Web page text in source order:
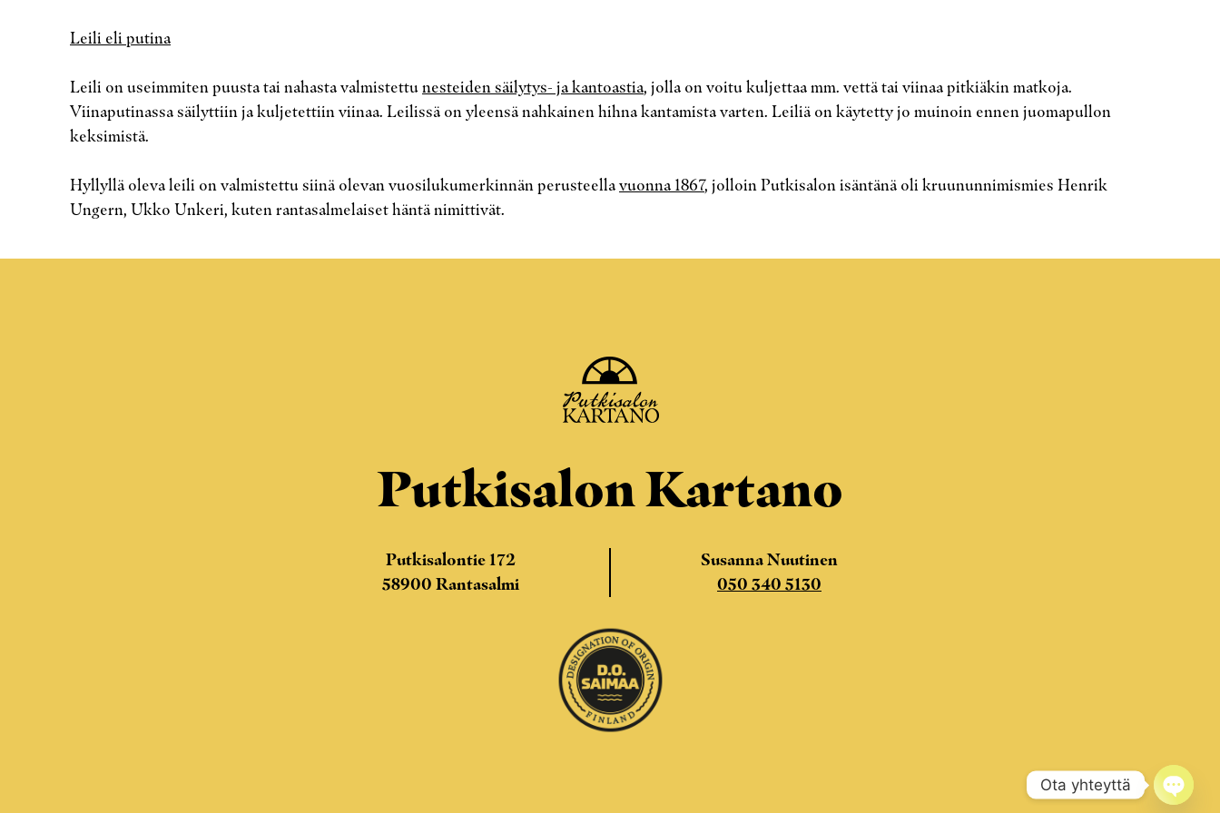
Leili eli putina
Leili on useimmiten puusta tai nahasta valmistettunesteiden säilytys- ja kantoastia, jolla on voitu kuljettaa mm. vettä tai viinaa pitkiäkin matkoja.
Viinaputinassa säilyttiin ja kuljetettiin viinaa. Leilissä on yleensä nahkainen hihna kantamista varten. Leiliä on käytetty jo muinoin ennen juomapullon
keksimistä.
Hyllyllä oleva leili on valmistettu siinä olevan vuosilukumerkinnän perusteellavuonna 1867, jolloin Putkisalon isäntänä oli kruununnimismies Henrik
Ungern, Ukko Unkeri, kuten rantasalmelaiset häntä nimittivät.
Putkisalon Kartano
Putkisalontie 172
58900 Rantasalmi
Susanna Nuutinen
050 340 5130
Ota yhteyttä